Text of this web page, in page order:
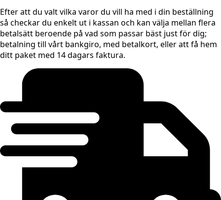
Efter att du valt vilka varor du vill ha med i din beställning
så checkar du enkelt ut i kassan och kan välja mellan flera
betalsätt beroende på vad som passar bäst just för dig;
betalning till vårt bankgiro, med betalkort, eller att få hem
ditt paket med 14 dagars faktura.